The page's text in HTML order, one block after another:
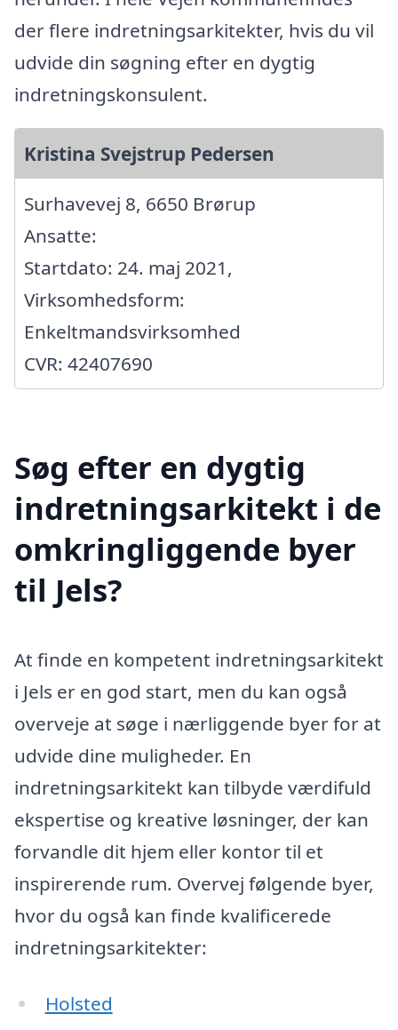
der flere indretningsarkitekter, hvis du vil
udvide din søgning efter en dygtig
indretningskonsulent.
Kristina Svejstrup Pedersen
Surhavevej 8, 6650 Brørup
Ansatte:
Startdato: 24. maj 2021,
Virksomhedsform:
Enkeltmandsvirksomhed
CVR: 42407690
Søg efter en dygtig
indretningsarkitekt i de
omkringliggende byer
til Jels?
At finde en kompetent indretningsarkitekt
i Jels er en god start, men du kan også
overveje at søge i nærliggende byer for at
udvide dine muligheder. En
indretningsarkitekt kan tilbyde værdifuld
ekspertise og kreative løsninger, der kan
forvandle dit hjem eller kontor til et
inspirerende rum. Overvej følgende byer,
hvor du også kan finde kvalificerede
indretningsarkitekter:
Holsted